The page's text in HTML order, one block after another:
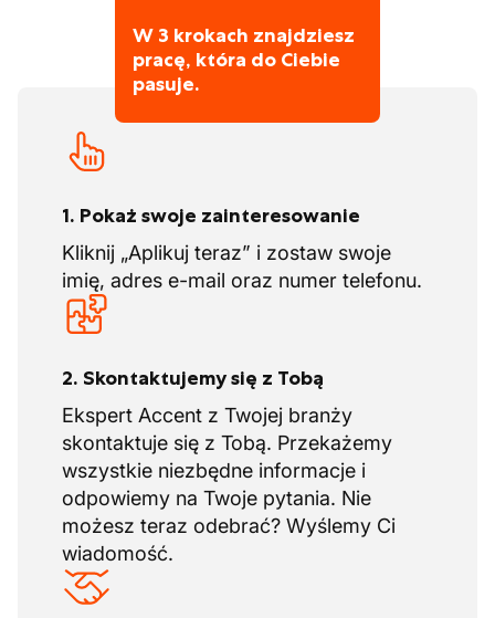
W 3 krokach znajdziesz
pracę, która do Ciebie
pasuje.
1. Pokaż swoje zainteresowanie
Kliknij „Aplikuj teraz” i zostaw swoje
imię, adres e-mail oraz numer telefonu.
2. Skontaktujemy się z Tobą
Ekspert Accent z Twojej branży
skontaktuje się z Tobą. Przekażemy
wszystkie niezbędne informacje i
odpowiemy na Twoje pytania. Nie
możesz teraz odebrać? Wyślemy Ci
wiadomość.